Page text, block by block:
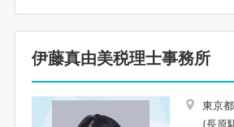
伊藤真由美税理士事務所
東京
(長原